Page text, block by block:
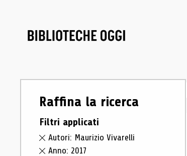
Raffina la ricerca
Filtri applicati
Autori: Maurizio Vivarelli
Anno: 2017